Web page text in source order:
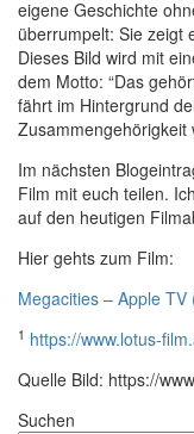
eigene Geschichte
überrumpelt: Sie zeigt
Dieses Bild wird mit
dem Motto: “Das
fährt im Hintergrund
Zusammengehörigkeit
Im nächsten
Film mit euch teilen.
auf den heutigen
Hier gehts zum Film:
Megacities – Apple TV
1 https://www.lotus-
Quelle Bild: https://
Suchen